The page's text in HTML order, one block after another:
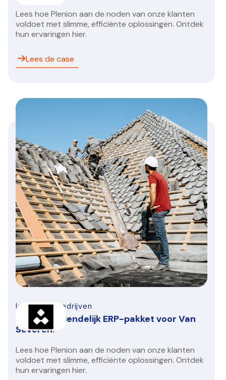
Lees hoe Plenion aan de noden van onze klanten
voldoet met slimme, efficiënte oplossingen. Ontdek
hun ervaringen hier.
Lees de case
Infra-bouwbedrijven
Gebruiksvriendelijk ERP-pakket voor Van
Severen.
Lees hoe Plenion aan de noden van onze klanten
voldoet met slimme, efficiënte oplossingen. Ontdek
hun ervaringen hier.